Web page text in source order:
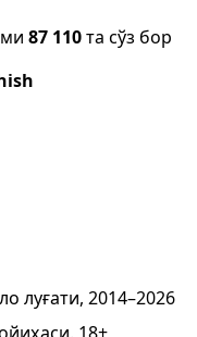
87 110та сўз бор
луғати, 2014–2026